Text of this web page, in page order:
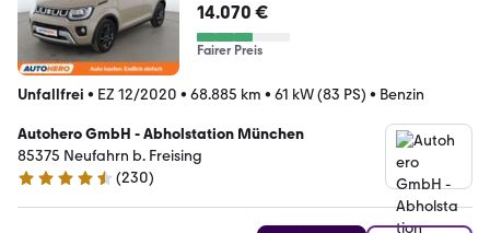
14.070 €
Fairer Preis
Unfallfrei • EZ 12/2020 • 68.885 km • 61 kW (83 PS) • Benzin
Autohero GmbH - Abholstation München
85375 Neufahrn b. Freising
4.4 Sterne
(230)